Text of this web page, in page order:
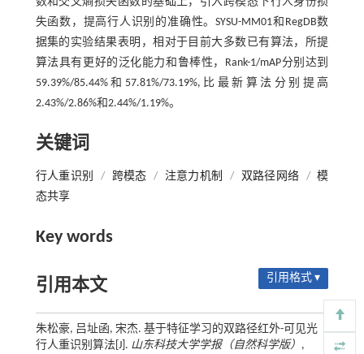
失函数，提高行人识别的准确性。SYSU-MM01和RegDB数
据集的实验结果表明，相对于目前大多数已有算法，所提
算法具有更好的泛化能力和鲁棒性，Rank-1/mAP分别达到
59.39%/85.44%和57.81%/73.19%,比最新算法分别提高
2.43%/2.86%和2.44%/1.19%。
关键词
行人重识别 / 跨模态 / 注意力机制 / 双路径网络 / 模
态共享
Key words
引用本文 引用格式 ▾
朱松豪, 吕址函, 宋杰. 基于特征学习的双路径红外-可见光
行人重识别算法[J]. 山东科技大学学报（自然科学版） ,